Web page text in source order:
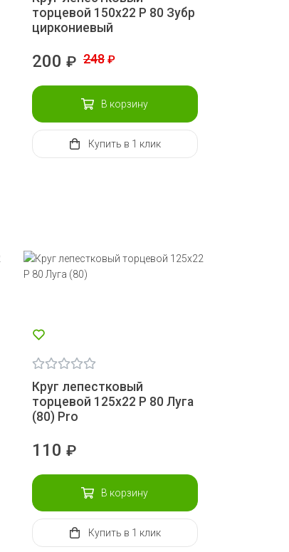
торцевой 150х22 Р 80 Зубр
циркониевый
200 ₽ 248 ₽
В корзину
Купить в 1 клик
Круг лепестковый
торцевой 125х22 Р 80 Луга
(80) Pro
110 ₽
В корзину
Купить в 1 клик